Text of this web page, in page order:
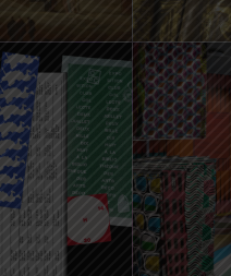
7 Août
27 Mai
2021
Michiel